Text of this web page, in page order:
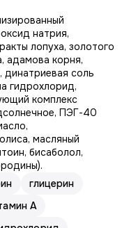
натрия,
лопуха, золотого
адамова корня,
соль
гидрохлорид,
комплекс
ПЭГ-40
масляный
бисаболол,
глицерин
А